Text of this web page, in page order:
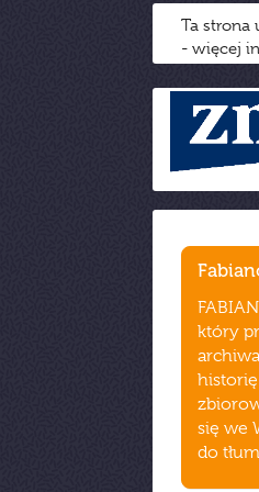
Ta strona
- więcej
który
się we
do